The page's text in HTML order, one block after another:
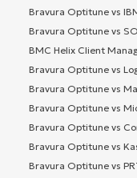
Bravura Optitune vs
Bravura Optitune vs
BMC Helix Client
Bravura Optitune vs
Bravura Optitune vs
Bravura Optitune vs
Bravura Optitune vs
Bravura Optitune vs
Bravura Optitune vs